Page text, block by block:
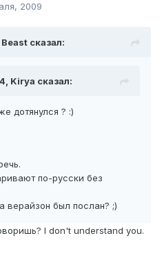
2009
сказал:
Kirya сказал:
дотянулся ? :)
по-русски без
верайзон был послан? ;)
I don't understand you.